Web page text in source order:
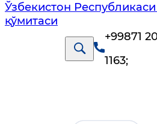
Ўзбекистон
қўмитаси
+99871
1163;